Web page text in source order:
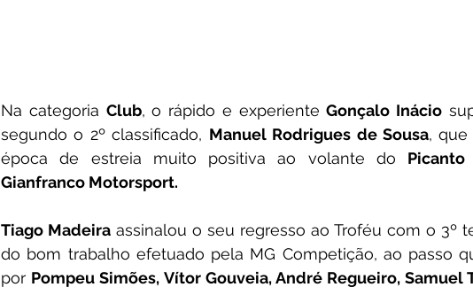
Na categoria Club, o rápido e experiente Gonçalo Inácio
segundo o 2º classificado, Manuel Rodrigues de Sousa, que
época de estreia muito positiva ao volante do Picanto
Gianfranco Motorsport.
Tiago Madeira assinalou o seu regresso ao Troféu com o 3º
do bom trabalho efetuado pela MG Competição, ao passo
por